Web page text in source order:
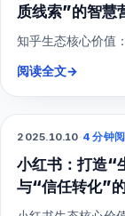
质线索”的智慧
知乎生态核心价值
阅读全文→
小红书
2025.10.10·4 分钟
小红书：打造“
与“信任转化”